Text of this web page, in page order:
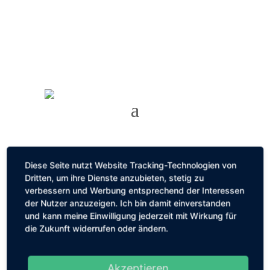
doch 2 Hunde habe…
Diese Seite nutzt Website Tracking-Technologien von
Dritten, um ihre Dienste anzubieten, stetig zu
verbessern und Werbung entsprechend der Interessen
der Nutzer anzuzeigen. Ich bin damit einverstanden
und kann meine Einwilligung jederzeit mit Wirkung für
die Zukunft widerrufen oder ändern.